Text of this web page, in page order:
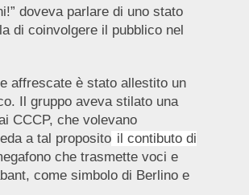
doveva parlare di uno stato
di coinvolgere il pubblico nel
affrescate è stato allestito un
Il gruppo aveva stilato una
CCCP, che volevano
a tal proposito il contibuto di
che trasmette voci e
come simbolo di Berlino e